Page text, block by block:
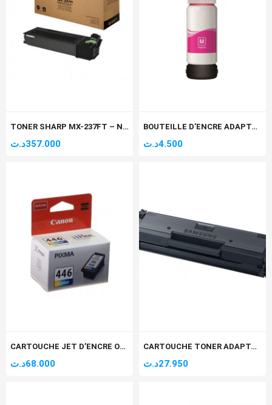
TONER SHARP MX-237FT – NOIR
357.000د.ت
BOUTEILLE D’ENCRE ADAPTABLE EPSON 103 – MAGENTA (C13T00S34AA)
4.500د.ت
CARTOUCHE JET D’ENCRE ORIGINAL CANON – COULEURS (CL-446)
68.000د.ت
CARTOUCHE TONER ADAPTABLE SAMSUNG MLT-D111L / 1800 PAGES / NOIR
27.950د.ت